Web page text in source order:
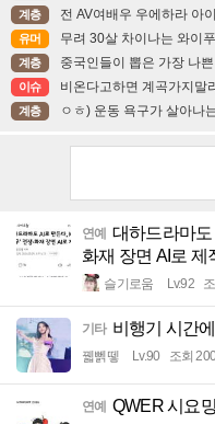
계층 전 AV여배우 우에하라 아
유머 무려 30살 차이나는 와이
계층 중국인들이 뽑은 가장 나
이슈 비온다고하면 계곡가지말
계층 ㅇㅎ) 운동 욕구가 살아나
연예
대하드라마도
화재 장면 AI로 제
슬기로움 Lv.92
기타 비행기 시간
꿻뻵뗗 Lv.90 조회 200
연예 QWER 시요